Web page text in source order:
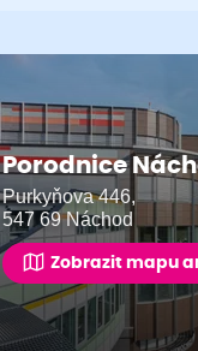
Porodnice
Purkyňova 446,
547 69 Náchod
Zobrazit mapu